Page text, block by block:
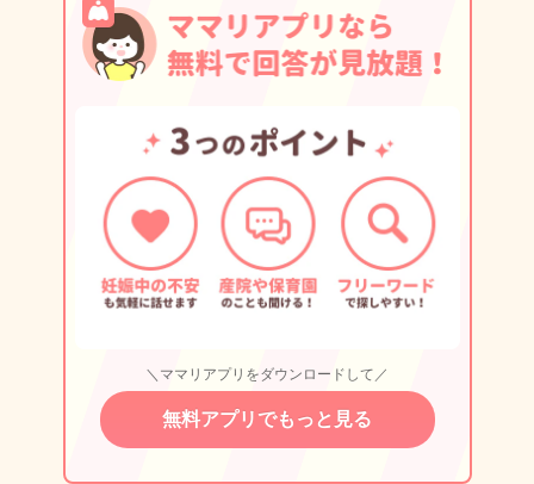
＼ママリアプリをダウンロードして／
無料アプリでもっと見る